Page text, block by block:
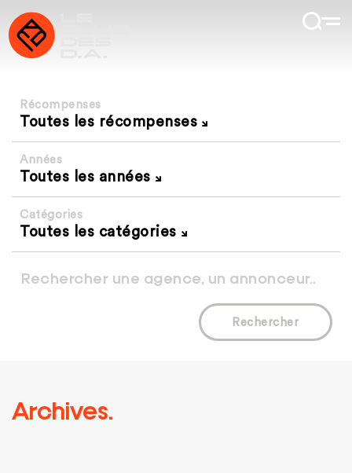
Récompenses
Toutes les récompenses
Années
Toutes les années
Catégories
Toutes les catégories
Rechercher
Archives.